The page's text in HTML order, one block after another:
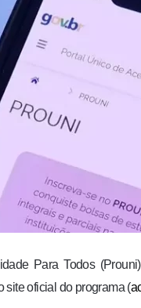
Para Todos
site oficial do programa (